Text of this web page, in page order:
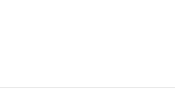
IZOLACÍ - HNĚDÝ